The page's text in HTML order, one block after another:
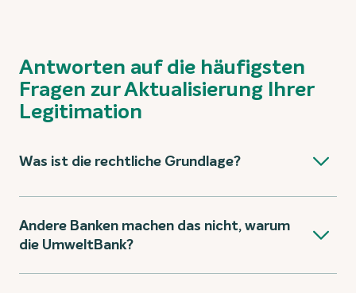
Antworten auf die häufigsten
Fragen zur Aktualisierung Ihrer
Legitimation
Was ist die rechtliche Grundlage?
Andere Banken machen das nicht, warum
die UmweltBank?